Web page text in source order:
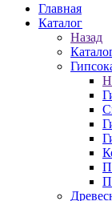
Главная
Каталог
Назад